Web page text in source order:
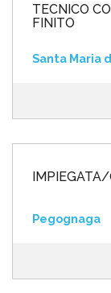
TECNICO
FINITO
Santa Maria
IMPIEGATA/
Pegognaga